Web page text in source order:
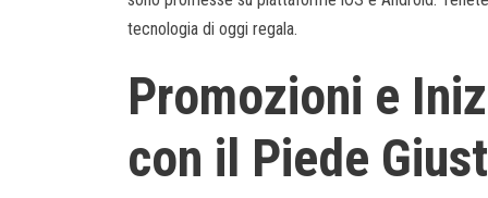
tecnologia di oggi regala.
Promozioni e
con il Piede